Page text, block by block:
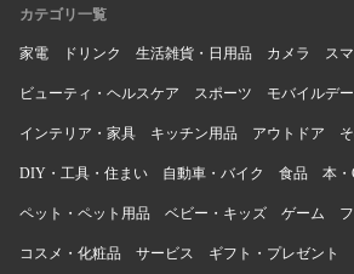
カテゴリ一覧
家電 ドリンク 生活雑貨・日用品 カメラ ス
ビューティ・ヘルスケア スポーツ モバイルデ
インテリア・家具 キッチン用品 アウトドア
DIY・工具・住まい 自動車・バイク 食品 本
ペット・ペット用品 ベビー・キッズ ゲーム
コスメ・化粧品 サービス ギフト・プレゼント